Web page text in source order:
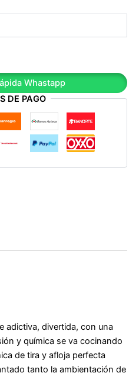
Whastapp
DE PAGO
adictiva, divertida, con una
y química se va cocinando
de tira y afloja perfecta
tanto la ambientación de